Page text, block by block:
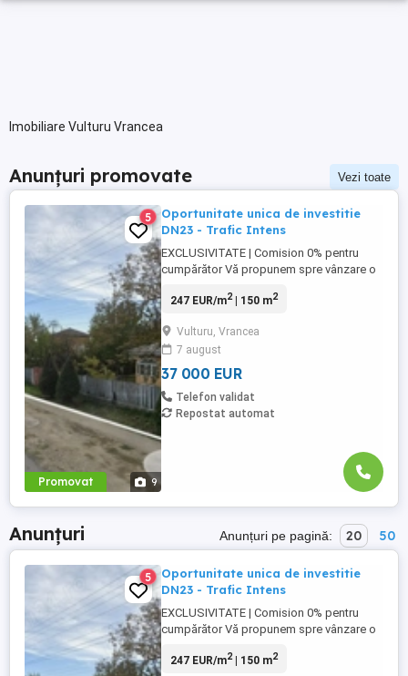
Imobiliare Vulturu Vrancea
Anunțuri promovate Vezi toate
Promovat 9
5
Oportunitate unica de investitie
DN23 - Trafic Intens
EXCLUSIVITATE | Comision 0% pentru
cumpărător Vă propunem spre vânzare o
drumul național DN23, pe axa Focșani
unei afaceri cu vizibilitate maximă și acces
direct din asfalt. Localizare premium zonă
cu trafic ...
247 EUR/m2| 150 m2
Vulturu, Vrancea
7 august
37 000 EUR
Telefon validat
Repostat automat
Anunțuri Anunțuri pe pagină: 20 50
5
Oportunitate unica de investitie
DN23 - Trafic Intens
EXCLUSIVITATE | Comision 0% pentru
cumpărător Vă propunem spre vânzare o
drumul național DN23, pe axa Focșani
247 EUR/m2| 150 m2